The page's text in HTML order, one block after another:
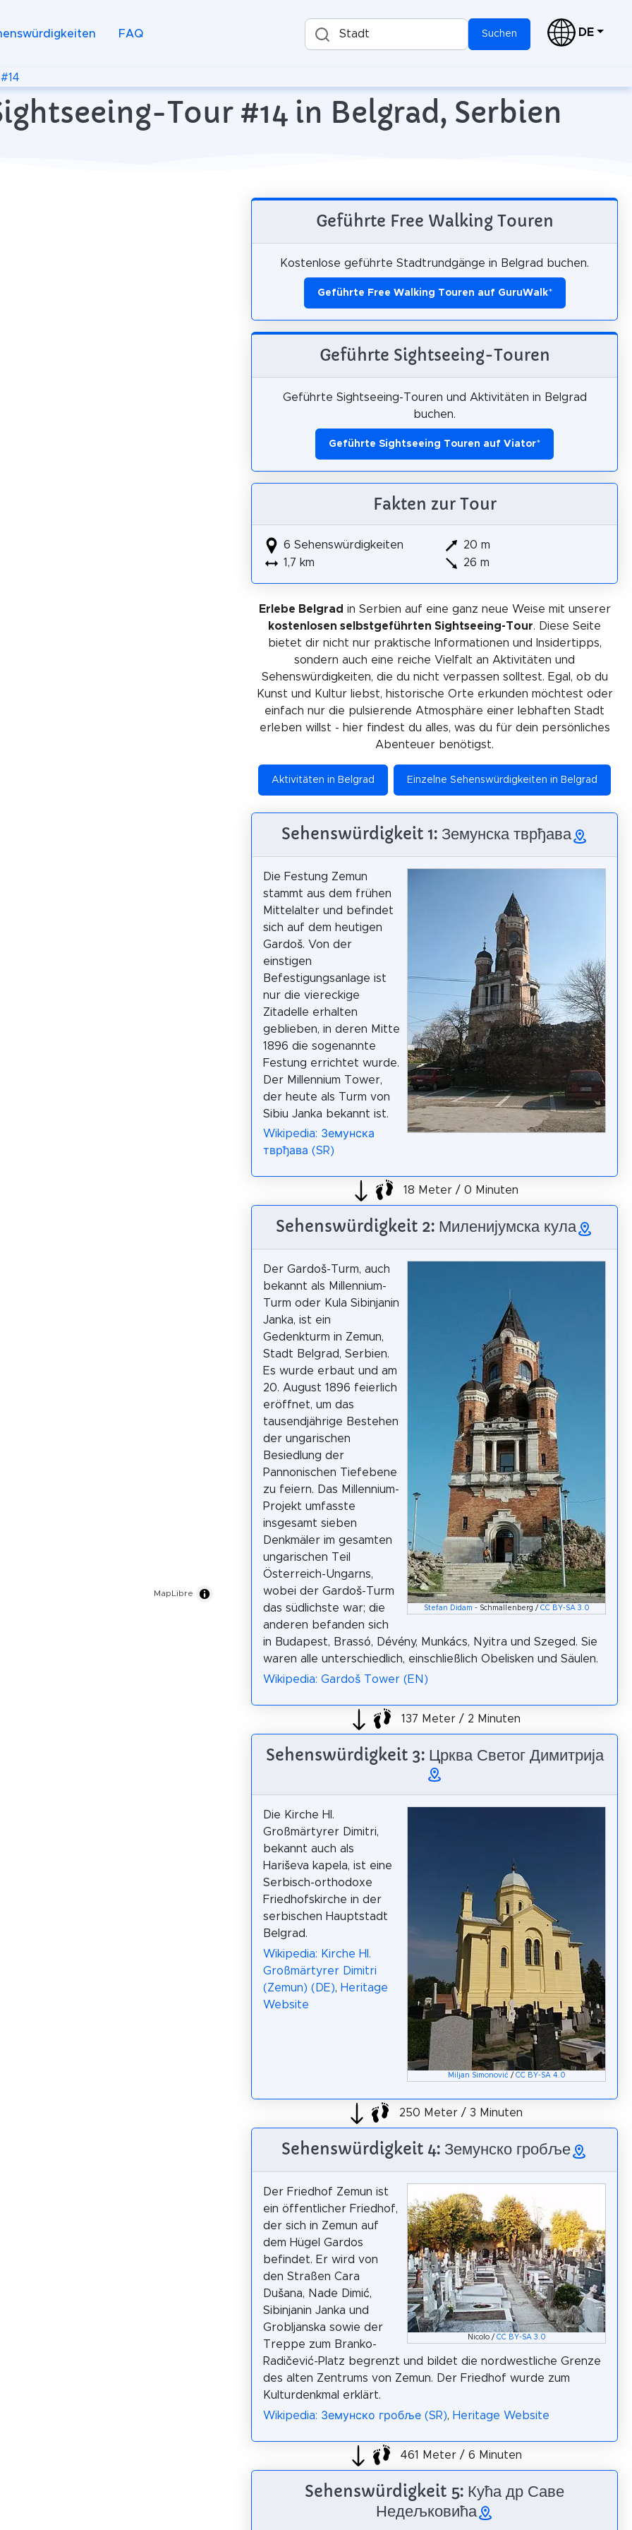
FAQ Stadt Suchen DE
Tour #14 in Belgrad, Serbien
MapLibre
Geführte Free Walking Touren
Kostenlose geführte Stadtrundgänge in Belgrad buchen.
Geführte Free Walking Touren auf GuruWalk*
Geführte Sightseeing-Touren
Geführte Sightseeing-Touren und Aktivitäten in Belgrad
buchen.
Geführte Sightseeing Touren auf Viator*
Fakten zur Tour
6 Sehenswürdigkeiten
1,7 km
20 m
26 m
Erlebe Belgrad in Serbien auf eine ganz neue Weise mit unserer
kostenlosen selbstgeführten Sightseeing-Tour. Diese Seite
bietet dir nicht nur praktische Informationen und Insidertipps,
sondern auch eine reiche Vielfalt an Aktivitäten und
Sehenswürdigkeiten, die du nicht verpassen solltest. Egal, ob du
Kunst und Kultur liebst, historische Orte erkunden möchtest oder
einfach nur die pulsierende Atmosphäre einer lebhaften Stadt
erleben willst - hier findest du alles, was du für dein persönliches
Abenteuer benötigst.
Aktivitäten in Belgrad Einzelne Sehenswürdigkeiten in Belgrad
Sehenswürdigkeit 1: Земунска тврђава
Die Festung Zemun
stammt aus dem frühen
Mittelalter und befindet
sich auf dem heutigen
Gardoš. Von der
einstigen
Befestigungsanlage ist
nur die viereckige
Zitadelle erhalten
geblieben, in deren Mitte
1896 die sogenannte
Festung errichtet wurde.
Der Millennium Tower,
der heute als Turm von
Sibiu Janka bekannt ist.
Wikipedia: Земунска
тврђава (SR)
18 Meter / 0 Minuten
Sehenswürdigkeit 2: Миленијумска кула
Stefan Didam - Schmallenberg / CC BY-SA 3.0
Der Gardoš-Turm, auch
bekannt als Millennium-
Turm oder Kula Sibinjanin
Janka, ist ein
Gedenkturm in Zemun,
Stadt Belgrad, Serbien.
Es wurde erbaut und am
20. August 1896 feierlich
eröffnet, um das
tausendjährige Bestehen
der ungarischen
Besiedlung der
Pannonischen Tiefebene
zu feiern. Das Millennium-
Projekt umfasste
insgesamt sieben
Denkmäler im gesamten
ungarischen Teil
Österreich-Ungarns,
wobei der Gardoš-Turm
das südlichste war; die
anderen befanden sich
in Budapest, Brassó, Dévény, Munkács, Nyitra und Szeged. Sie
waren alle unterschiedlich, einschließlich Obelisken und Säulen.
Wikipedia: Gardoš Tower (EN)
137 Meter / 2 Minuten
Sehenswürdigkeit 3: Црква Светог Димитрија
Miljan Simonović / CC BY-SA 4.0
Die Kirche Hl.
Großmärtyrer Dimitri,
bekannt auch als
Hariševa kapela, ist eine
Serbisch-orthodoxe
Friedhofskirche in der
serbischen Hauptstadt
Belgrad.
Wikipedia: Kirche Hl.
Großmärtyrer Dimitri
(Zemun) (DE), Heritage
Website
250 Meter / 3 Minuten
Sehenswürdigkeit 4: Земунско гробље
Nicolo / CC BY-SA 3.0
Der Friedhof Zemun ist
ein öffentlicher Friedhof,
der sich in Zemun auf
dem Hügel Gardos
befindet. Er wird von
den Straßen Cara
Dušana, Nade Dimić,
Sibinjanin Janka und
Grobljanska sowie der
Treppe zum Branko-
Radičević-Platz begrenzt und bildet die nordwestliche Grenze
des alten Zentrums von Zemun. Der Friedhof wurde zum
Kulturdenkmal erklärt.
Wikipedia: Земунско гробље (SR), Heritage Website
461 Meter / 6 Minuten
Sehenswürdigkeit 5: Кућа др Саве
Недељковића